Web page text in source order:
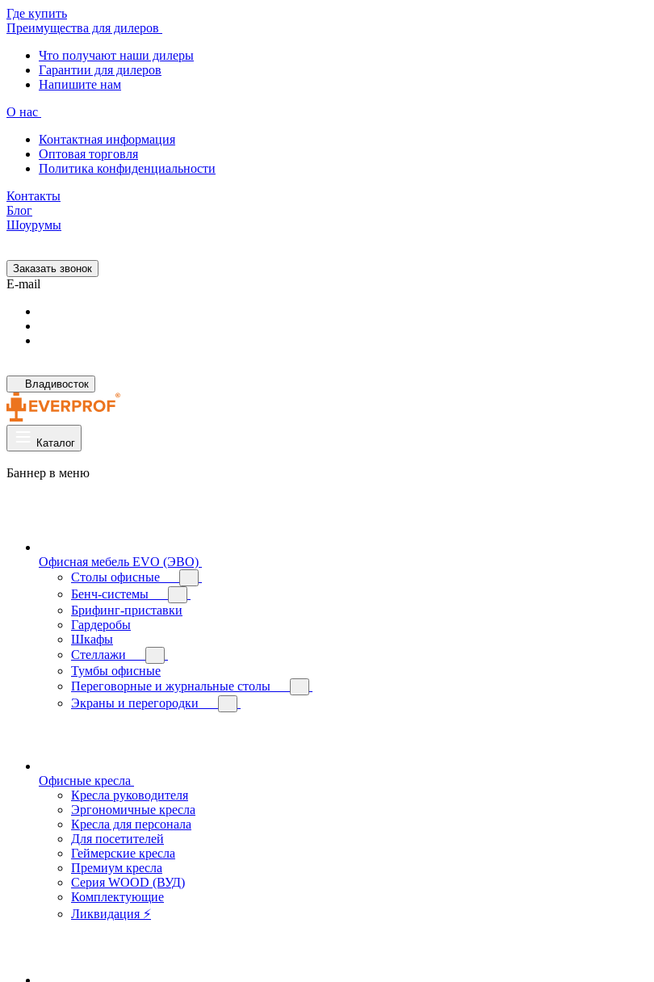
Где купить
Преимущества для дилеров
Что получают наши дилеры
Гарантии для дилеров
Напишите нам
О нас
Контактная информация
Оптовая торговля
Политика конфиденциальности
Контакты
Блог
Шоурумы
Заказать звонок
E-mail
Владивосток
Каталог
Баннер в меню
Офисная мебель EVO (ЭВО)
Cтолы офисные
Бенч-системы
Брифинг-приставки
Гардеробы
Шкафы
Стеллажи
Тумбы офисные
Переговорные и журнальные столы
Экраны и перегородки
Офисные кресла
Кресла руководителя
Эргономичные кресла
Кресла для персонала
Для посетителей
Геймерские кресла
Премиум кресла
Серия WOOD (ВУД)
Комплектующие
Ликвидация ⚡